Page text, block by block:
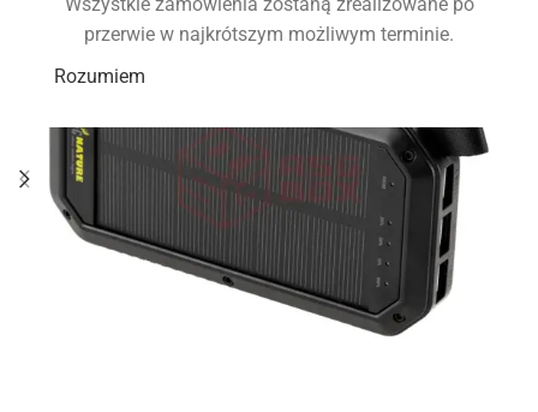
przerwie w najkrótszym możliwym terminie.
Rozumiem